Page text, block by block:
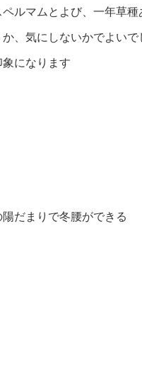
ルマムとよび、一年草
、気にしないかでよい
になります
だまりで冬腰ができる